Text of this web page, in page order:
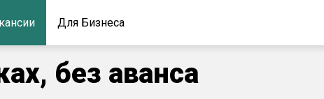
Для Бизнеса
без аванса